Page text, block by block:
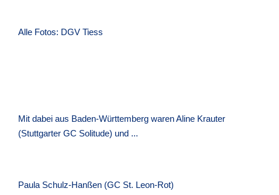
Alle Fotos: DGV Tiess
Mit dabei aus Baden-Württemberg waren Aline Krauter
(Stuttgarter GC Solitude) und ...
Paula Schulz-Hanßen (GC St. Leon-Rot)